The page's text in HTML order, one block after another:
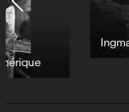
Ingmar Bergman :